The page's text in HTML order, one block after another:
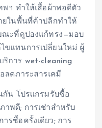
พฯ ทำให้เสื้อผ้าพอดีตัว
ยในพื้นที่ค้าปลีกทำให้
ณะที่คูปองแก้ทรง—มอบ
แทนการเปลี่ยนใหม่ ผู้
ริการ wet-cleaning
ลดภาระสารเคมี
กัน โปรแกรมรับซื้อ
าพดี; การเช่าสำหรับ
รซื้อครั้งเดียว; การ